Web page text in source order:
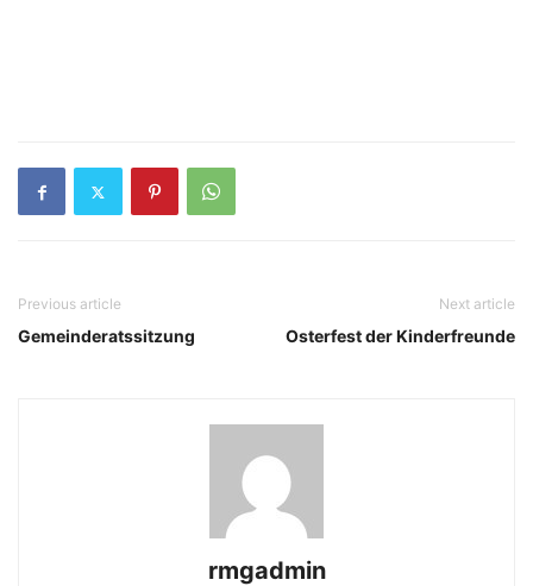
Previous article
Gemeinderatssitzung
Next article
Osterfest der Kinderfreunde
rmgadmin